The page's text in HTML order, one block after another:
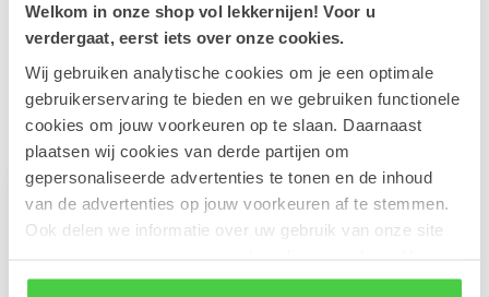
Welkom in onze shop vol lekkernijen! Voor u
verdergaat, eerst iets over onze cookies.
Wij gebruiken analytische cookies om je een optimale
gebruikerservaring te bieden en we gebruiken functionele
cookies om jouw voorkeuren op te slaan. Daarnaast
plaatsen wij cookies van derde partijen om
gepersonaliseerde advertenties te tonen en de inhoud
van de advertenties op jouw voorkeuren af te stemmen.
Ook delen we informatie over uw gebruik van onze site
rekening mee dat als je bepaalde cookies blokkeert, het
Op voorraad
Recent bekeken